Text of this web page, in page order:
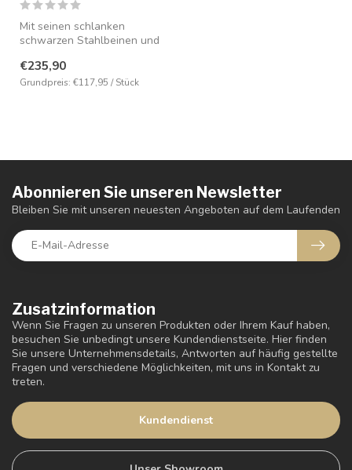
Mit seinen schlanken
schwarzen Stahlbeinen und
Mikrofaserstoffp...
€235,90
Grundpreis: €117,95 / Stück
Zusatzinformation
Wenn Sie Fragen zu unseren Produkten oder Ihrem Kauf haben,
besuchen Sie unbedingt unsere Kundendienstseite. Hier finden
Sie unsere Unternehmensdetails, Antworten auf häufig gestellte
Fragen und verschiedene Möglichkeiten, mit uns in Kontakt zu
treten.
Kundendienst
Abonnieren Sie unseren Newsletter
Bleiben Sie mit unseren neuesten Angeboten auf dem Laufenden